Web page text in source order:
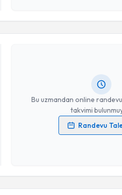
Takvim Talebini
Bu uzmandan online
takvimi
Randevu
Randevu Takvimi Talebi
Uzm. Dr. Hüseyin Kara
Kişisel verilerimin işlenmesine
Takvim Talebini
Randevu Takvimi Talebi